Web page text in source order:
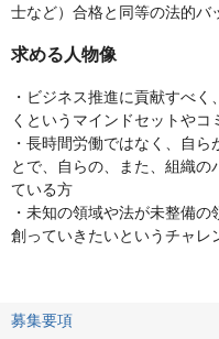
士など）合格と同等の法的バ
求める人物像
・ビジネス推進に貢献すべ
くというマインドセットや
・長時間労働ではなく、自
とで、自らの、また、組織の
ている方
・未知の領域や法が未整備
創っていきたいというチャレ
募集要項